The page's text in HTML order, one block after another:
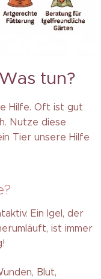
tun?
Hilfe. Oft ist gut
Nutze diese
Tier unsere Hilfe
Ein Igel, der
ist immer
Blut,